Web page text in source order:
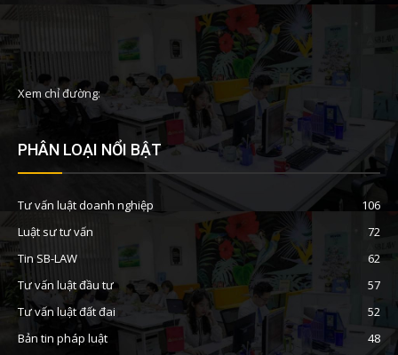
Xem chỉ đường:
PHÂN LOẠI NỔI BẬT
Tư vấn luật doanh nghiệp
106
Luật sư tư vấn
72
Tin SB-LAW
62
Tư vấn luật đầu tư
57
Tư vấn luật đất đai
52
Bản tin pháp luật
48